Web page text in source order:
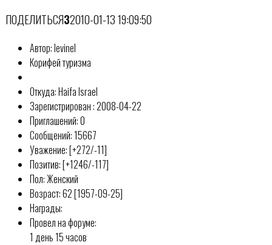
ПОДЕЛИТЬСЯ32010-01-13 19:09:50
Автор: levinel
Корифей туризма
Откуда: Haifa Israel
Зарегистрирован : 2008-04-22
Приглашений: 0
Сообщений: 15667
Уважение: [+272/-11]
Позитив: [+1246/-117]
Пол: Женский
Возраст: 62 [1957-09-25]
Награды:
Провел на форуме:
1 день 15 часов